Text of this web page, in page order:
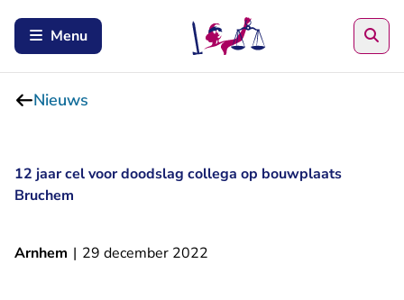
Menu
Nieuws
12 jaar cel voor doodslag collega op bouwplaats
Bruchem
Arnhem | 29 december 2022